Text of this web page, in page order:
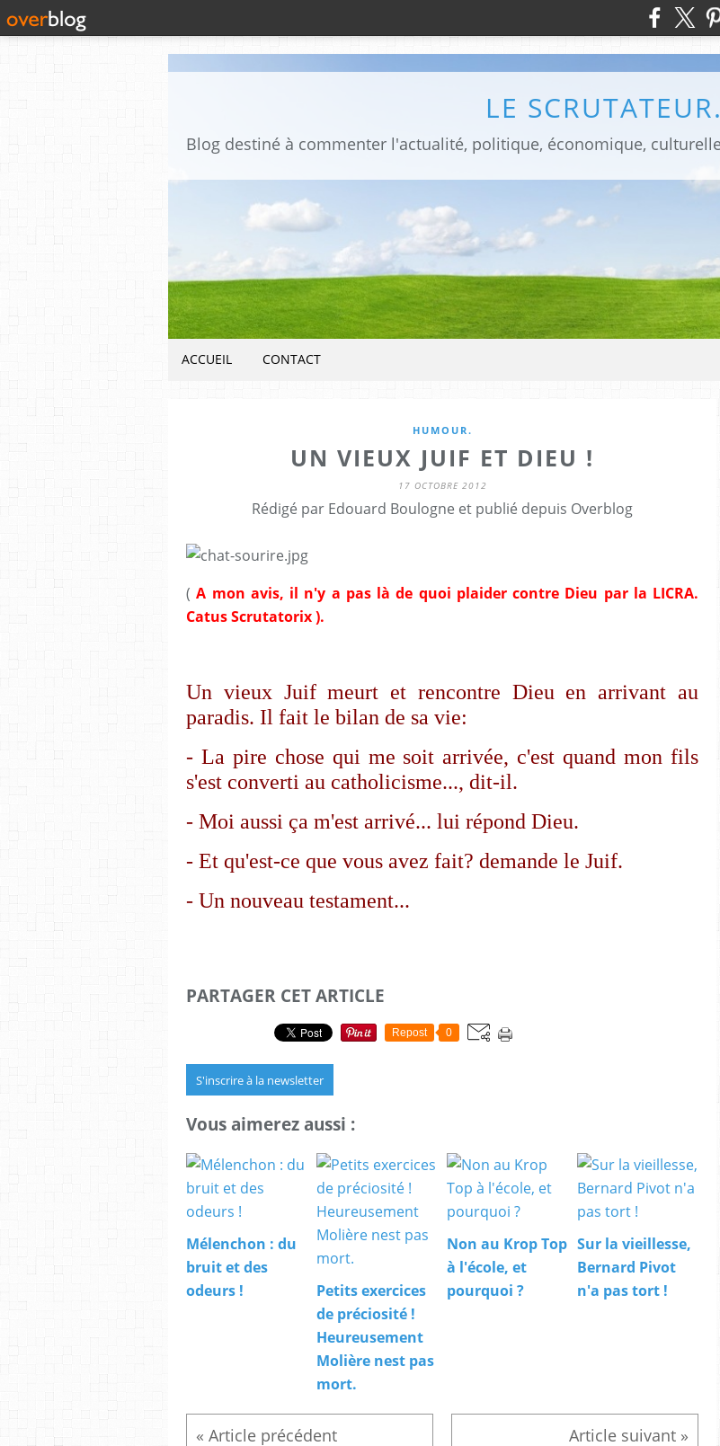
LE SCRUTATEUR.
ACCUEIL CONTACT
HUMOUR.
UN VIEUX JUIF ET DIEU !
17 OCTOBRE 2012
Rédigé par Edouard Boulogne et publié depuis Overblog
(A mon avis, il n'y a pas là de quoi plaider contre Dieu par la LICRA.
Catus Scrutatorix ).
Un vieux Juif meurt et rencontre Dieu en arrivant au
paradis. Il fait le bilan de sa vie:
- La pire chose qui me soit arrivée, c'est quand mon fils
s'est converti au catholicisme..., dit-il.
- Moi aussi ça m'est arrivé... lui répond Dieu.
- Et qu'est-ce que vous avez fait? demande le Juif.
- Un nouveau testament...
PARTAGER CET ARTICLE
Repost 0
S'inscrire à la newsletter
Vous aimerez aussi :
Mélenchon : du
bruit et des
odeurs !
Petits exercices
de préciosité !
Heureusement
Molière nest pas
mort.
Non au Krop Top
à l'école, et
pourquoi ?
Sur la vieillesse,
Bernard Pivot
n'a pas tort !